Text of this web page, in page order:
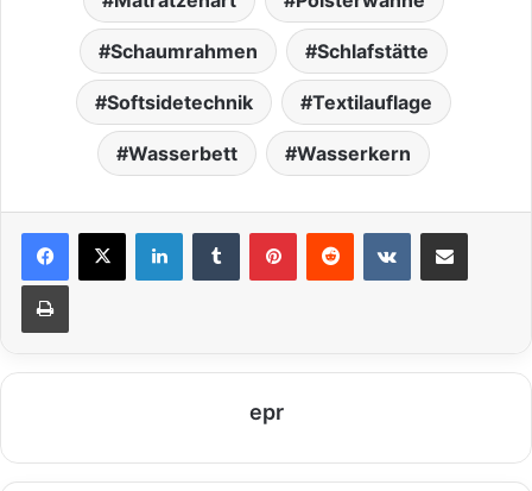
Schaumrahmen Schlafstätte
Softsidetechnik Textilauflage
Wasserbett Wasserkern
epr